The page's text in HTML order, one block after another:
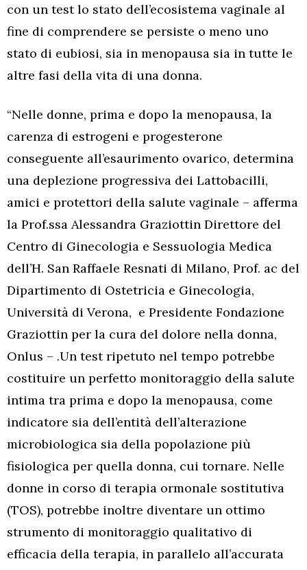
con un test lo stato dell’ecosistema vaginale al
fine di comprendere se persiste o meno uno
stato di eubiosi, sia in menopausa sia in tutte le
altre fasi della vita di una donna.
“Nelle donne, prima e dopo la menopausa, la
carenza di estrogeni e progesterone
conseguente all’esaurimento ovarico, determina
una deplezione progressiva dei Lattobacilli,
amici e protettori della salute vaginale – afferma
la Prof.ssa Alessandra Graziottin Direttore del
Centro di Ginecologia e Sessuologia Medica
dell’H. San Raffaele Resnati di Milano, Prof. ac del
Dipartimento di Ostetricia e Ginecologia,
Università di Verona, e Presidente Fondazione
Graziottin per la cura del dolore nella donna,
Onlus – .Un test ripetuto nel tempo potrebbe
costituire un perfetto monitoraggio della salute
intima tra prima e dopo la menopausa, come
indicatore sia dell’entità dell’alterazione
microbiologica sia della popolazione più
fisiologica per quella donna, cui tornare. Nelle
donne in corso di terapia ormonale sostitutiva
(TOS), potrebbe inoltre diventare un ottimo
strumento di monitoraggio qualitativo di
efficacia della terapia, in parallelo all’accurata